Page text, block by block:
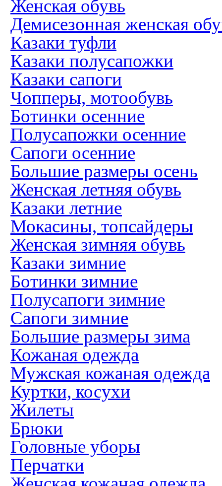
Женская обувь
Демисезонная женская
Казаки туфли
Казаки полусапожки
Казаки сапоги
Чопперы, мотообувь
Ботинки осенние
Полусапожки осенние
Сапоги осенние
Большие размеры осень
Женская летняя обувь
Казаки летние
Мокасины, топсайдеры
Женская зимняя обувь
Казаки зимние
Ботинки зимние
Полусапоги зимние
Сапоги зимние
Большие размеры зима
Кожаная одежда
Мужская кожаная одежда
Куртки, косухи
Жилеты
Брюки
Головные уборы
Перчатки